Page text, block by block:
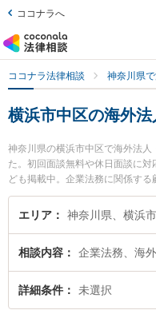
ココナラへ
ココナラ法律相談 神奈川県
横浜市中区の海外
神奈川県の横浜市中区で海外法
た。初回面談無料や休日面談に
ども掲載中。企業法務に関係す
ック、雇用契約書・就業規則作
です。特にかんない総合法律事
夜間に発生した海外法人・国際
『海外法人・国際法のトラブル
『初回相談無料で海外法人・国
エリア 神奈川県、横浜
相談内容 企業法務、海
詳細条件 未選択